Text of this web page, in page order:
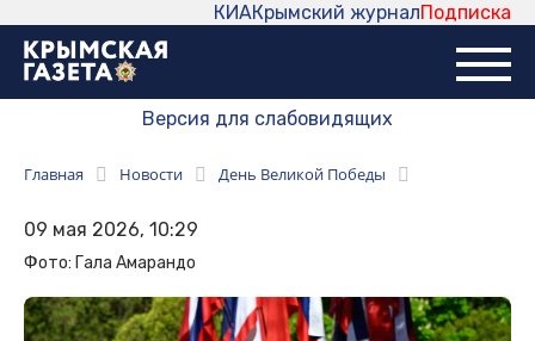
Подписка
Крымский журнал
КИА
Версия для слабовидящих
Главная Новости День Великой Победы
09 мая 2026, 10:29
Фото: Гала Амарандо